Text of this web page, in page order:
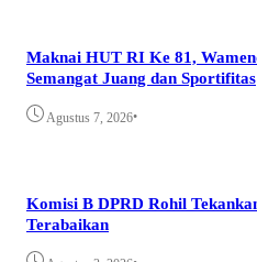
Maknai HUT RI Ke 81,
Semangat Juang dan Sportifitas
Agustus 7, 2026•
Komisi B DPRD Rohil
Terabaikan